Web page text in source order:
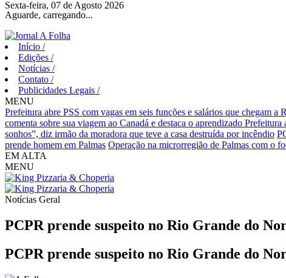
Aguarde, carregando...
Sexta-feira, 07 de Agosto 2026
Início /
Edições /
Notícias /
Contato /
Publicidades Legais /
MENU
Prefeitura abre PSS com vagas em seis funções e salários que chegam a
comenta sobre sua viagem ao Canadá e destaca o aprendizado Prefeitura
sonhos”, diz irmão da moradora que teve a casa destruída por incêndio
prende homem em Palmas Operação na microrregião de Palmas com o
EM ALTA
MENU
Notícias Geral
PCPR prende suspeito no Rio Grande do
PCPR prende suspeito no Rio Grande do